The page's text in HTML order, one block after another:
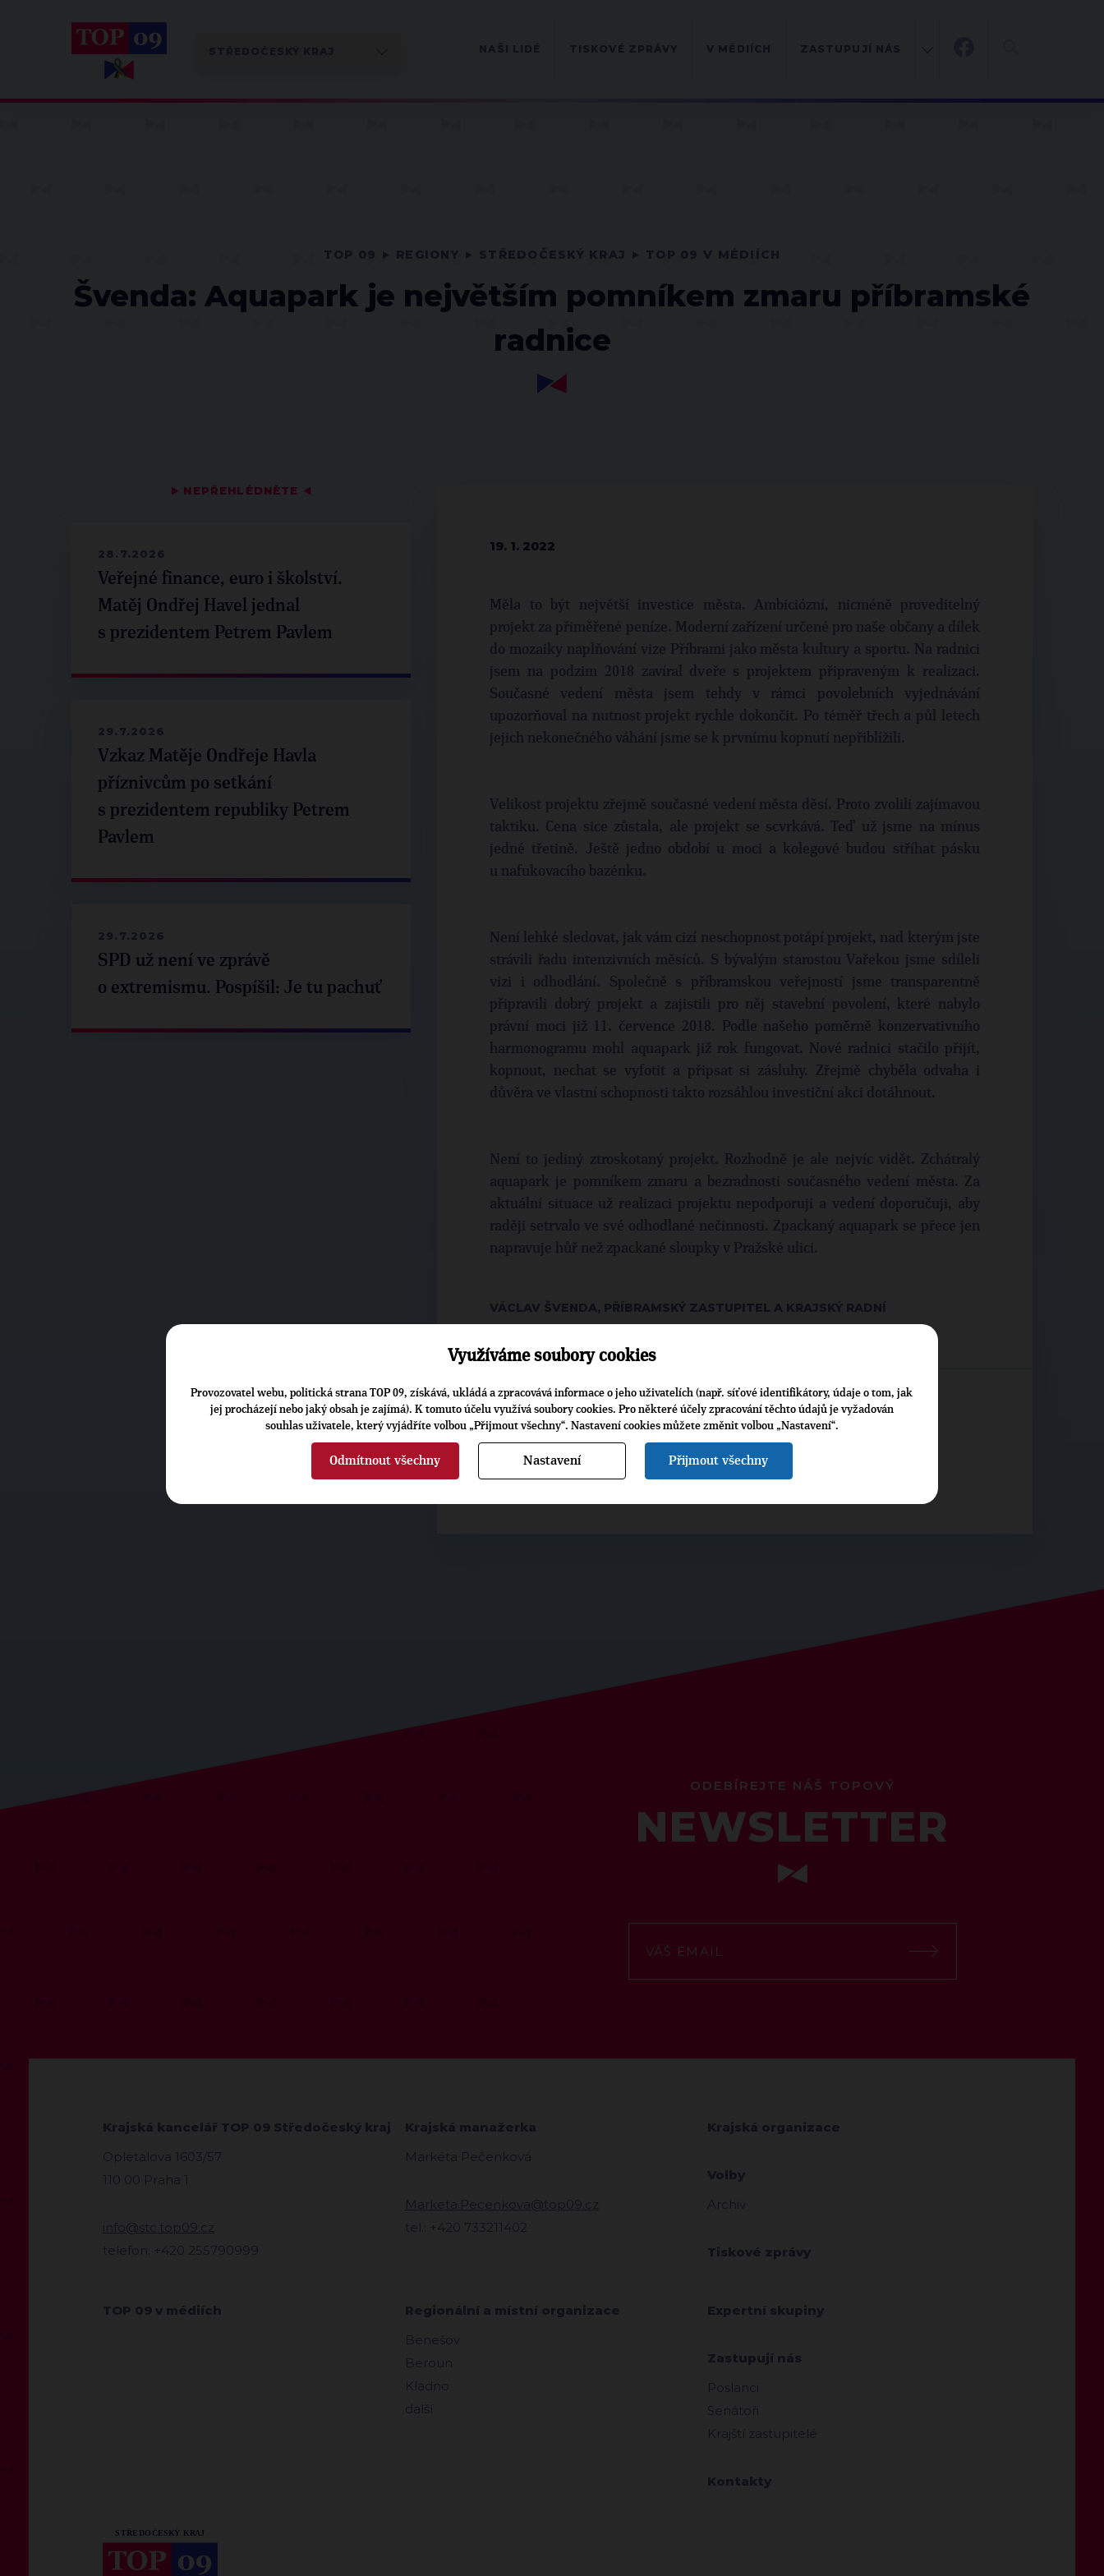
Švenda: Aquapark je největším pomníkem zmaru příbramské
radnice
▶ NEPŘEHLÉDNĚTE ◀
28.7.2026
Veřejné finance, euro i školství.
Matěj Ondřej Havel jednal
s prezidentem Petrem Pavlem
29.7.2026
Vzkaz Matěje Ondřeje Havla
příznivcům po setkání
s prezidentem republiky Petrem
Pavlem
29.7.2026
SPD už není ve zprávě
o extremismu. Pospíšil: Je tu pachuť
19. 1. 2022
Měla to být největší investice města. Ambiciózní, nicméně proveditelný
projekt za přiměřené peníze. Moderní zařízení určené pro naše občany a dílek
do mozaiky naplňování vize Příbrami jako města kultury a sportu. Na radnici
jsem na podzim 2018 zavíral dveře s projektem připraveným k realizaci.
Současné vedení města jsem tehdy v rámci povolebních vyjednávání
upozorňoval na nutnost projekt rychle dokončit. Po téměř třech a půl letech
jejich nekonečného váhání jsme se k prvnímu kopnutí nepřiblížili.
Velikost projektu zřejmě současné vedení města děsí. Proto zvolili zajímavou
taktiku. Cena sice zůstala, ale projekt se scvrkává. Teď už jsme na mínus
jedné třetině. Ještě jedno období u moci a kolegové budou stříhat pásku
u nafukovacího bazénku.
Není lehké sledovat, jak vám cizí neschopnost potápí projekt, nad kterým jste
strávili řadu intenzivních měsíců. S bývalým starostou Vařekou jsme sdíleli
vizi i odhodlání. Společně s příbramskou veřejností jsme transparentně
připravili dobrý projekt a zajistili pro něj stavební povolení, které nabylo
právní moci již 11. července 2018. Podle našeho poměrně konzervativního
harmonogramu mohl aquapark již rok fungovat. Nové radnici stačilo přijít,
kopnout, nechat se vyfotit a připsat si zásluhy. Zřejmě chyběla odvaha i
důvěra ve vlastní schopnosti takto rozsáhlou investiční akci dotáhnout.
Není to jediný ztroskotaný projekt. Rozhodně je ale nejvíc vidět. Zchátralý
aquapark je pomníkem zmaru a bezradnosti současného vedení města. Za
aktuální situace už realizaci projektu nepodporuji a vedení doporučuji, aby
raději setrvalo ve své odhodlané nečinnosti. Zpackaný aquapark se přece jen
napravuje hůř než zpackané sloupky v Pražské ulici.
VÁCLAV ŠVENDA, PŘÍBRAMSKÝ ZASTUPITEL A KRAJSKÝ RADNÍ
▶ŠTÍTKY◀
Osobnosti: Václav Švenda
ODEBÍREJTE NÁŠ TOPOVÝ
NEWSLETTER
Krajská kancelář TOP 09 Středočeský kraj
Opletalova 1603/57
110 00 Praha 1
info@stc.top09.cz
telefon: +420 255790999
Krajská manažerka
Markéta Pečenková
Marketa.Pecenkova@top09.cz
tel.: +420 733211402
Krajská organizace
Volby
Archiv
Tiskové zprávy
TOP 09 v médiích
Regionální a místní organizace
Benešov
Beroun
Kladno
další
Expertní skupiny
Zastupují nás
Poslanci
Senátoři
Krajští zastupitelé
Kontakty
Využíváme soubory cookies
Provozovatel webu, politická strana TOP 09, získává, ukládá a zpracovává informace o jeho uživatelích (např. síťové identifikátory, údaje o tom, jak
jej procházejí nebo jaký obsah je zajímá). K tomuto účelu využívá soubory cookies. Pro některé účely zpracování těchto údajů je vyžadován
souhlas uživatele, který vyjádříte volbou „Přijmout všechny“. Nastavení cookies můžete změnit volbou „Nastavení“.
Odmítnout všechny Nastavení Přijmout všechny